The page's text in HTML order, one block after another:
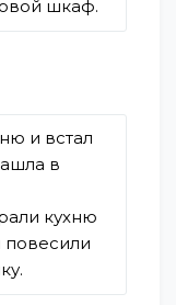
шкаф.
и встал
в
кухню
повесили